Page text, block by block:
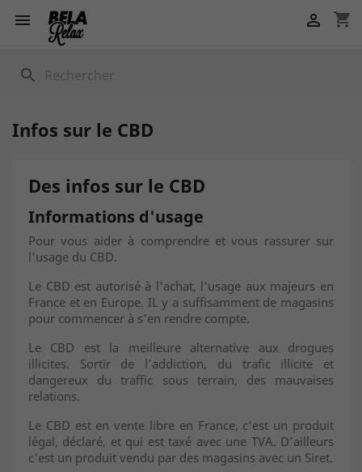
 shopping_cart

search
Infos sur le CBD
Des infos sur le CBD
Informations d'usage
Pour vous aider à comprendre et vous rassurer sur
l'usage du CBD.
Le CBD est autorisé à l'achat, l'usage aux majeurs en
France et en Europe. IL y a suffisamment de magasins
pour commencer à s'en rendre compte.
Le CBD est la meilleure alternative aux drogues
illicites. Sortir de l'addiction, du trafic illicite et
dangereux du traffic sous terrain, des mauvaises
relations.
Le CBD est en vente libre en France, c'est un produit
légal, déclaré, et qui est taxé avec une TVA. D’ailleurs
c'est un produit vendu par des magasins avec un Siret.